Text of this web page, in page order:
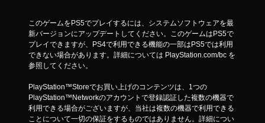
このゲームをPS5でプレイするには、システムソフトウェアを最
新バージョンにアップデートしてください。このゲームはPS5で
プレイできますが、PS4で利用できる機能の一部はPS5では利用
できない場合があります。詳細については PlayStation.com/bc を
参照してください。
PlayStation™Storeでお買い上げのコンテンツは、1つの
PlayStation™Networkのアカウントで登録認証した複数の機器で
利用できる場合がございますが、当社は複数の機器で利用できる
ことについて一切の保証をするものではありません。詳細につい